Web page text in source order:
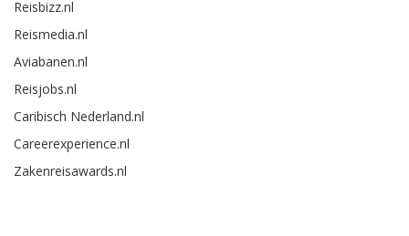
Reisbizz.nl
Reismedia.nl
Aviabanen.nl
Reisjobs.nl
Caribisch Nederland.nl
Careerexperience.nl
Zakenreisawards.nl